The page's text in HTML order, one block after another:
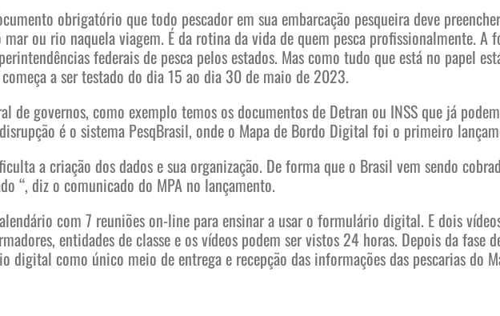
obrigatório que todo pescador em sua embarcação pesqueira deve
ou rio naquela viagem. É da rotina da vida de quem pesca profissionalmente.
federais de pesca pelos estados. Mas como tudo que está no papel
a ser testado do dia 15 ao dia 30 de maio de 2023.
de governos, como exemplo temos os documentos de Detran ou INSS que já
é o sistema PesqBrasil, onde o Mapa de Bordo Digital foi o primeiro
a criação dos dados e sua organização. De forma que o Brasil vem sendo
“, diz o comunicado do MPA no lançamento.
com 7 reuniões on-line para ensinar a usar o formulário digital. E dois
entidades de classe e os vídeos podem ser vistos 24 horas. Depois da
digital como único meio de entrega e recepção das informações das pescarias do